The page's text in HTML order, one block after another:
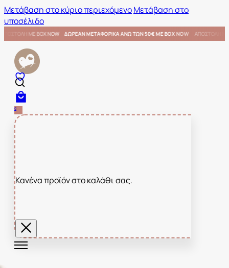
Μετάβαση στο κύριο περιεχόμενοΜετάβαση στο
υποσέλιδο
BOX NOW ΑΠΟΣΤΟΛΗ ΜΕ BOX NOW ΔΩΡΕΑΝ ΜΕΤΑΦΟΡΙΚΑ ΑΝΩ ΤΩΝ 50€ ΜΕ BOX
0
Κανένα προϊόν στο καλάθι σας.